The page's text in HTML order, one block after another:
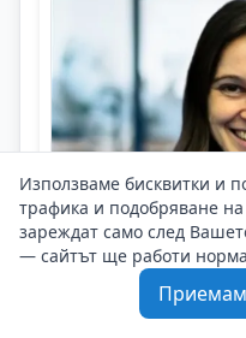
Използваме бисквитки и
трафика и подобряване на
зареждат само след
— сайтът ще работи
Приемам